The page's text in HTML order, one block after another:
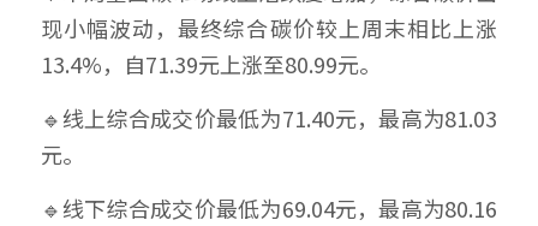
现小幅波动，最终综合碳价较上周末相比上涨
13.4%，自71.39元上涨至80.99元。
🔹线上综合成交价最低为71.40元，最高为81.03
元。
🔹线下综合成交价最低为69.04元，最高为80.16